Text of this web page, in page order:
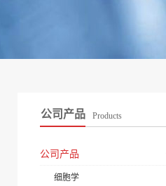
公司产品 Products
公司产品
细胞学